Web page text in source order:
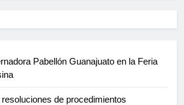
Pabellón Guanajuato en la Feria
de procedimientos